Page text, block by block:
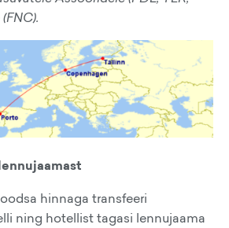
hinnaga transfeeri
ning hotellist tagasi lennujaama